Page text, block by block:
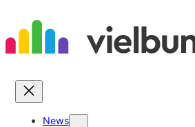
Inhalt
springen
News